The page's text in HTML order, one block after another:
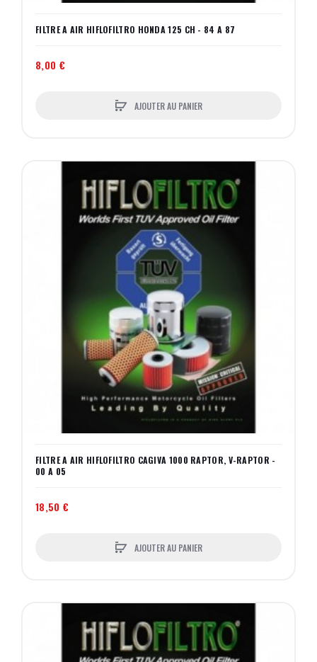
FILTRE A AIR HIFLOFILTRO HONDA 125 CH - 84 A 87
8,00 €
AJOUTER AU PANIER
FILTRE A AIR HIFLOFILTRO CAGIVA 1000 RAPTOR, V-RAPTOR -
00 A 05
18,50 €
AJOUTER AU PANIER